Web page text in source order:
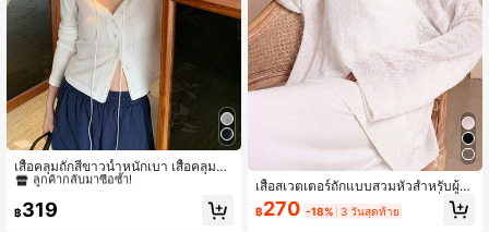
เสื้อคลุมถักสีขาวน้ำหนักเบา เสื้อคลุมกัน
แดดฤดูร้อนบางๆ เสื้อคลุมกันแอร์สำหรั
บผู้หญิงฤดูใบไม้ร่วง
#10 ขายดี
ใน เสื้อคาร์ดิแกนผู้หญิง
ลูกค้ากลับมาซื้อซ้ำ!
#10 ขายดี ใน เสื้อคาร์ดิแกนผู้หญิง
ลูกค้ากลับมาซื้อซ้ำ!
#10 ขายดี ใน เสื้อคาร์ดิแกนผู้หญิง
ลูกค้ากลับมาซื้อซ้ำ!
#10 ขายดี
฿319
เสื้อสเวตเตอร์ถักแบบสวมหัวสำหรับผู้ห
ญิง ฤดูใบไม้ผลิ/ฤดูใบไม้ร่วง แฟชั่นกลา
งแจ้งหรูหรา สีพื้น เสื้อถักผู้หญิง สีขาว
฿270 -18% 3 วันสุดท้าย